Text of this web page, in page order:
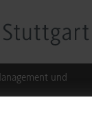
und